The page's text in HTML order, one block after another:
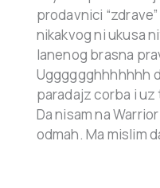
prodavnici
nikakvog ni ukusa
lanenog brasna
Ugggggghhhhhhh
paradajz corba i
Da nisam na
odmah. Ma mislim